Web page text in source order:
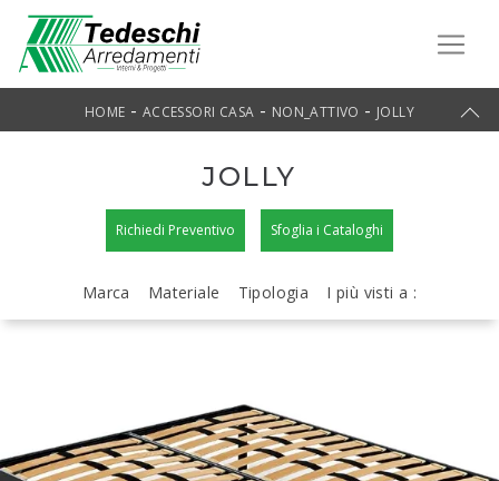
HOME - ACCESSORI CASA - NON_ATTIVO - JOLLY
JOLLY
Richiedi Preventivo Sfoglia i Cataloghi
Marca Materiale Tipologia I più visti a :